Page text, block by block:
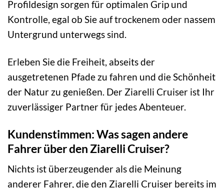
Profildesign sorgen für optimalen Grip und
Kontrolle, egal ob Sie auf trockenem oder nassem
Untergrund unterwegs sind.
Erleben Sie die Freiheit, abseits der
ausgetretenen Pfade zu fahren und die Schönheit
der Natur zu genießen. Der Ziarelli Cruiser ist Ihr
zuverlässiger Partner für jedes Abenteuer.
Kundenstimmen: Was sagen andere
Fahrer über den Ziarelli Cruiser?
Nichts ist überzeugender als die Meinung
anderer Fahrer, die den Ziarelli Cruiser bereits im